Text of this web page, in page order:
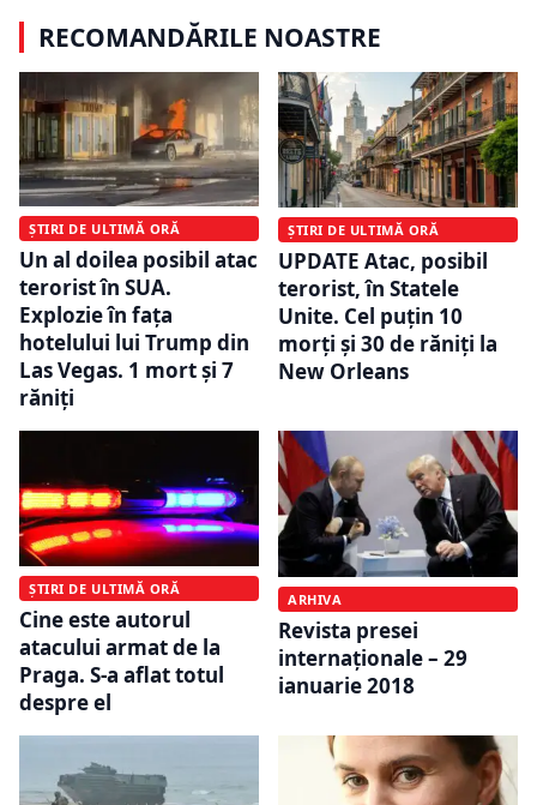
RECOMANDĂRILE NOASTRE
ȘTIRI DE ULTIMĂ ORĂ
Un al doilea posibil atac
terorist în SUA.
Explozie în fața
hotelului lui Trump din
Las Vegas. 1 mort și 7
răniți
ȘTIRI DE ULTIMĂ ORĂ
UPDATE Atac, posibil
terorist, în Statele
Unite. Cel puțin 10
morți și 30 de răniți la
New Orleans
ȘTIRI DE ULTIMĂ ORĂ
Cine este autorul
atacului armat de la
Praga. S-a aflat totul
despre el
ARHIVA
Revista presei
internaţionale – 29
ianuarie 2018